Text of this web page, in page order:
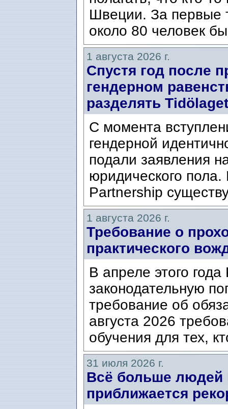
Швеции. За первые
около 80 человек
1 августа 2026 г.
Спустя год после
гендерном
разделять
С момента
гендерной
подали заявления
юридического
Partnership
1 августа 2026 г.
Требование о
практического
В апреле этого
законодательную
требование об
августа 2026
обучения для тех,
31 июля 2026 г.
Всё больше
приближается